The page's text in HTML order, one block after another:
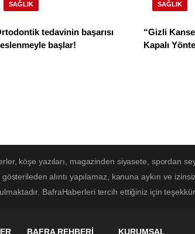
SAĞLIK
tedavinin başarısı
başlar!
SAĞLIK
“Gizli
Kapalı
köşe yazıları, magazinden siyasete, spordan
alıntı yapılamaz, kanuna aykırı ve
BafraHaberleri tercih ettiğiniz için
BAFRA REHBERİ KURUMSAL